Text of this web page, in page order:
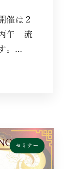
催は２
丙午 流
。...
セミナー